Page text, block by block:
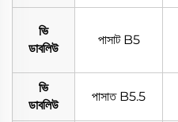
ভি
ডাবলিউ
পাসাট B5
ভি
ডাবলিউ
পাসাত B5.5